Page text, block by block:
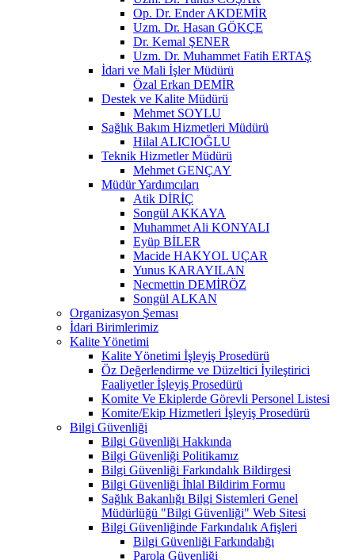
Op. Dr. Ender AKDEMİR
Uzm. Dr. Hasan GÖKÇE
Dr. Kemal ŞENER
Uzm. Dr. Muhammet Fatih ERTAŞ
İdari ve Mali İşler Müdürü
Özal Erkan DEMİR
Destek ve Kalite Müdürü
Mehmet SOYLU
Sağlık Bakım Hizmetleri Müdürü
Hilal ALICIOĞLU
Teknik Hizmetler Müdürü
Mehmet GENÇAY
Müdür Yardımcıları
Atik DİRİÇ
Songül AKKAYA
Muhammet Ali KONYALI
Eyüp BİLER
Macide HAKYOL UÇAR
Yunus KARAYILAN
Necmettin DEMİRÖZ
Songül ALKAN
Organizasyon Şeması
İdari Birimlerimiz
Kalite Yönetimi
Kalite Yönetimi İşleyiş Prosedürü
Öz Değerlendirme ve Düzeltici İyileştirici
Faaliyetler İşleyiş Prosedürü
Komite Ve Ekiplerde Görevli Personel Listesi
Komite/Ekip Hizmetleri İşleyiş Prosedürü
Bilgi Güvenliği
Bilgi Güvenliği Hakkında
Bilgi Güvenliği Politikamız
Bilgi Güvenliği Farkındalık Bildirgesi
Bilgi Güvenliği İhlal Bildirim Formu
Sağlık Bakanlığı Bilgi Sistemleri Genel
Müdürlüğü "Bilgi Güvenliği" Web Sitesi
Bilgi Güvenliğinde Farkındalık Afişleri
Bilgi Güvenliği Farkındalığı
Parola Güvenliği